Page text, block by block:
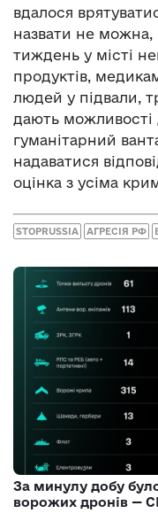
вдалося
назвати не можна,
тиждень у місті
продуктів,
людей у підвали,
дають можливості
гуманітарний
надаватися
оцінка з усіма
STOPRUSSIA АГРЕСІЯ РФ
За минулу добу
ворожих дронів —